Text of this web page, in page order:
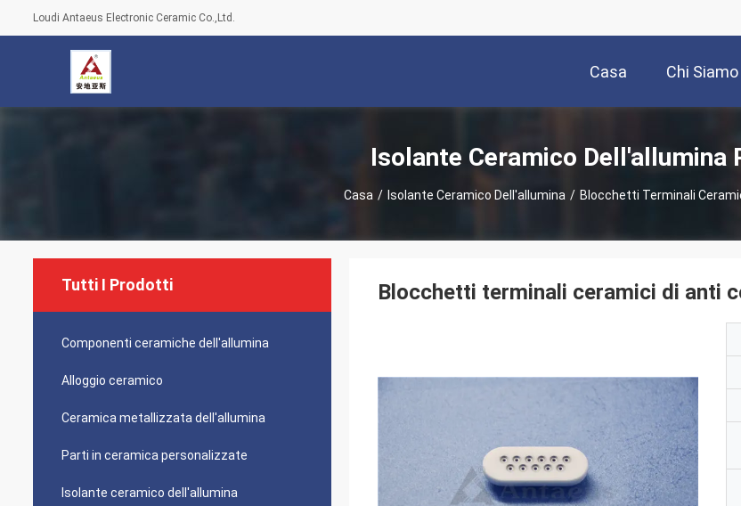
Loudi Antaeus Electronic Ceramic Co.,Ltd.
Casa Chi Siamo
Isolante Ceramico Dell'allumina
Casa / Isolante Ceramico Dell'allumina / Blocchetti Terminali
Tutti I Prodotti
Componenti ceramiche dell'allumina
Alloggio ceramico
Ceramica metallizzata dell'allumina
Parti in ceramica personalizzate
Isolante ceramico dell'allumina
Blocchetti terminali ceramici di anti